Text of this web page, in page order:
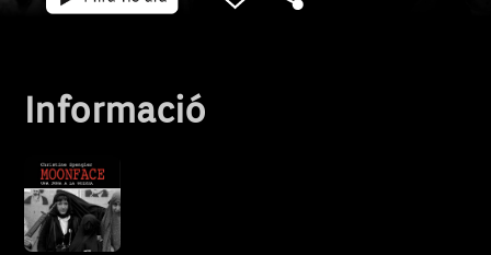
Informació